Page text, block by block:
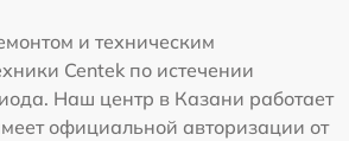
и техническим
Centek по истечении
Наш центр в Казани работает
официальной авторизации от